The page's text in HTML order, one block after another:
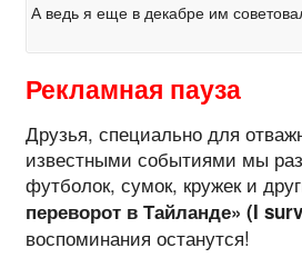
А ведь я еще в декабре им
Рекламная пауза
Друзья, специально для
известными событиями мы
футболок, сумок, кружек и
переворот в Тайланде» (I
воспоминания останутся!